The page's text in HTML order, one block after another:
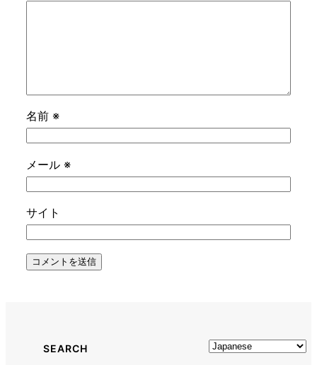
名前 ※
メール ※
サイト
SEARCH SOCIAL